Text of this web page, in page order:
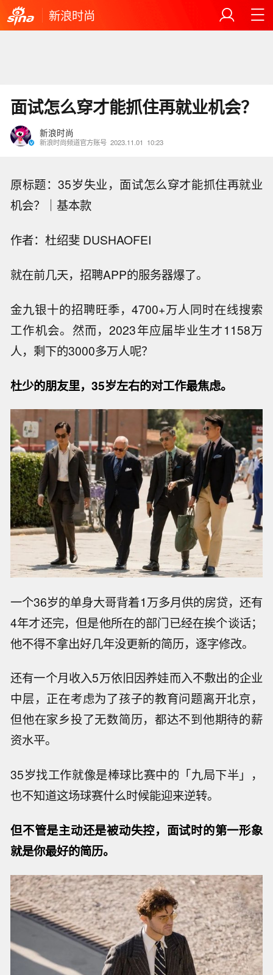
新浪时尚
面试怎么穿才能抓住再就业机会？
新浪时尚
新浪时尚频道官方账号 2023.11.01 10:23
原标题：35岁失业，面试怎么穿才能抓住再就业
机会？｜基本款
作者：杜绍斐 DUSHAOFEI
就在前几天，招聘APP的服务器爆了。
金九银十的招聘旺季，4700+万人同时在线搜索
工作机会。然而，2023年应届毕业生才1158万
人，剩下的3000多万人呢？
杜少的朋友里，35岁左右的对工作最焦虑。
一个36岁的单身大哥背着1万多月供的房贷，还有
4年才还完，但是他所在的部门已经在挨个谈话；
他不得不拿出好几年没更新的简历，逐字修改。
还有一个月收入5万依旧因养娃而入不敷出的企业
中层，正在考虑为了孩子的教育问题离开北京，
但他在家乡投了无数简历，都达不到他期待的薪
资水平。
35岁找工作就像是棒球比赛中的「九局下半」，
也不知道这场球赛什么时候能迎来逆转。
但不管是主动还是被动失控，面试时的第一形象
就是你最好的简历。